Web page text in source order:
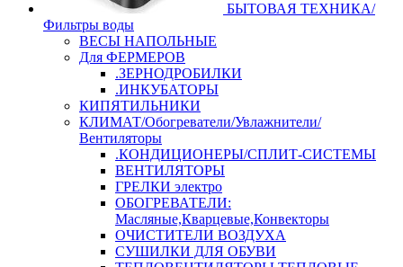
БЫТОВАЯ ТЕХНИКА/
Фильтры воды
ВЕСЫ НАПОЛЬНЫЕ
Для ФЕРМЕРОВ
.ЗЕРНОДРОБИЛКИ
.ИНКУБАТОРЫ
КИПЯТИЛЬНИКИ
КЛИМАТ/Обогреватели/Увлажнители/
Вентиляторы
.КОНДИЦИОНЕРЫ/СПЛИТ-СИСТЕМЫ
ВЕНТИЛЯТОРЫ
ГРЕЛКИ электро
ОБОГРЕВАТЕЛИ:
Масляные,Кварцевые,Конвекторы
ОЧИСТИТЕЛИ ВОЗДУХА
СУШИЛКИ ДЛЯ ОБУВИ